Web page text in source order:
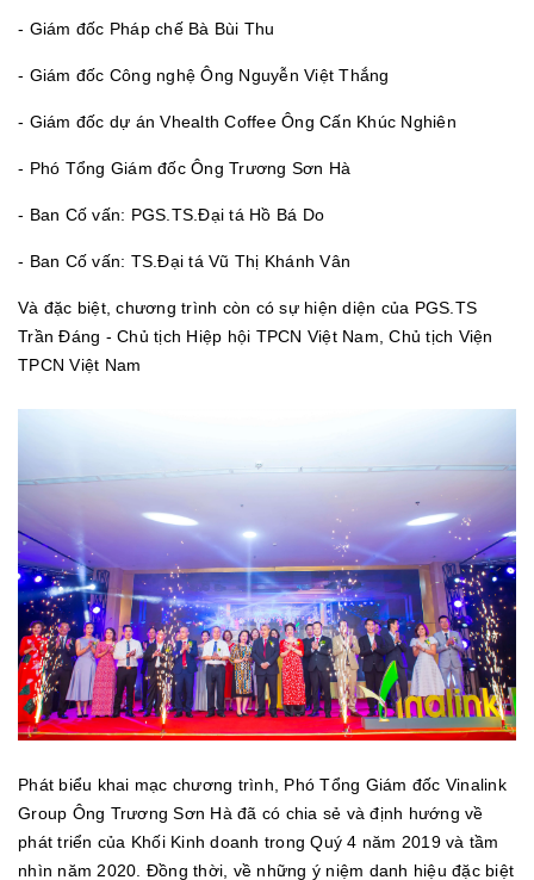
- Giám đốc Pháp chế Bà Bùi Thu
- Giám đốc Công nghệ Ông Nguyễn Việt Thắng
- Giám đốc dự án Vhealth Coffee Ông Cấn Khúc Nghiên
- Phó Tổng Giám đốc Ông Trương Sơn Hà
- Ban Cố vấn: PGS.TS.Đại tá Hồ Bá Do
- Ban Cố vấn: TS.Đại tá Vũ Thị Khánh Vân
Và đặc biệt, chương trình còn có sự hiện diện của PGS.TS
Trần Đáng - Chủ tịch Hiệp hội TPCN Việt Nam, Chủ tịch Viện
TPCN Việt Nam
Phát biểu khai mạc chương trình, Phó Tổng Giám đốc Vinalink
Group Ông Trương Sơn Hà đã có chia sẻ và định hướng về
phát triển của Khối Kinh doanh trong Quý 4 năm 2019 và tầm
nhìn năm 2020. Đồng thời, về những ý niệm danh hiệu đặc biệt